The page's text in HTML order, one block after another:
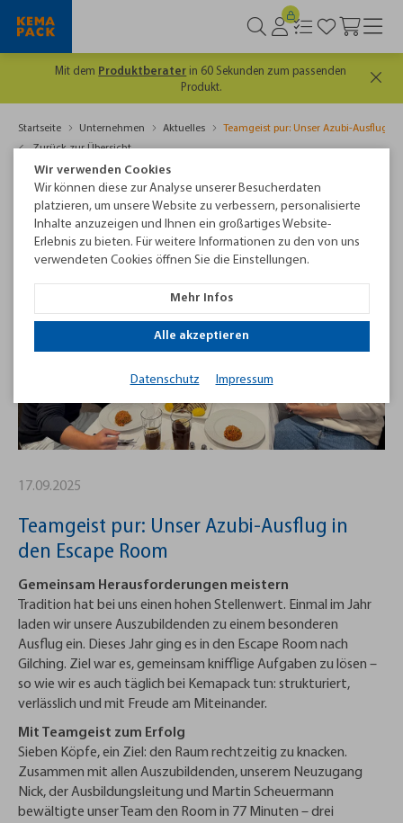
Mit dem Produktberater in 60 Sekunden zum passenden
Produkt.
Startseite Unternehmen Aktuelles
Teamgeist pur: Unser Azubi-Ausflug in
Zurück zur Übersicht
17.09.2025
Teamgeist pur: Unser Azubi-Ausflug in
den Escape Room
Gemeinsam Herausforderungen meistern
Tradition hat bei uns einen hohen Stellenwert. Einmal im Jahr
laden wir unsere Auszubildenden zu einem besonderen
Ausflug ein. Dieses Jahr ging es in den Escape Room nach
Gilching. Ziel war es, gemeinsam knifflige Aufgaben zu lösen –
so wie wir es auch täglich bei Kemapack tun: strukturiert,
verlässlich und mit Freude am Miteinander.
Mit Teamgeist zum Erfolg
Sieben Köpfe, ein Ziel: den Raum rechtzeitig zu knacken.
Zusammen mit allen Auszubildenden, unserem Neuzugang
Nick, der Ausbildungsleitung und Martin Scheuermann
bewältigte unser Team den Room in 77 Minuten – drei
Wir verwenden Cookies
Wir können diese zur Analyse unserer Besucherdaten
platzieren, um unsere Website zu verbessern, personalisierte
Inhalte anzuzeigen und Ihnen ein großartiges Website-
Erlebnis zu bieten. Für weitere Informationen zu den von uns
verwendeten Cookies öffnen Sie die Einstellungen.
Mehr Infos
Alle akzeptieren
Datenschutz Impressum